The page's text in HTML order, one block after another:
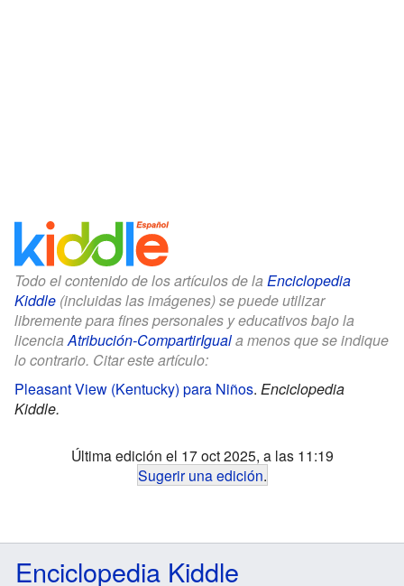
Todo el contenido de los artículos de la Enciclopedia
Kiddle (incluidas las imágenes) se puede utilizar
libremente para fines personales y educativos bajo la
licenciaAtribución-CompartirIguala menos que se indique
lo contrario. Citar este artículo:
Pleasant View (Kentucky) para Niños. Enciclopedia
Kiddle.
Última edición el 17 oct 2025, a las 11:19
Sugerir una edición.
Enciclopedia Kiddle